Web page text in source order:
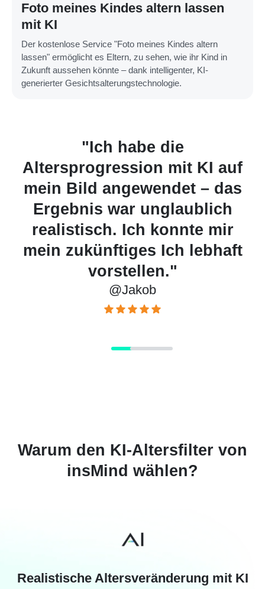
Foto meines Kindes altern lassen
mit KI
Der kostenlose Service "Foto meines Kindes altern
lassen" ermöglicht es Eltern, zu sehen, wie ihr Kind in
Zukunft aussehen könnte – dank intelligenter, KI-
generierter Gesichtsalterungstechnologie.
mit KI auf
– das
unglaublich
konnte mir
Ich lebhaft
"Der
Alterungsfilter
überrascht,
mein gealtertes
Warum den KI-Altersfilter von
insMind wählen?
Realistische Altersveränderung mit KI